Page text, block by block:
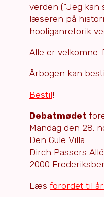
verden (“Jeg kan
læseren på
hooliganretorik
Alle er velkomne.
Årbogen kan
Bestil!
Debatmødet
Mandag den 28.
Den Gule Villa
Dirch Passers
2000
Læs forordet til